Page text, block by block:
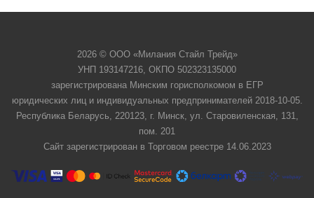
2026 © ООО «Милания Стайл Трейд»
УНП 193147216, ОКПО 502323135000
зарегистрирована Минским горисполкомом в ЕГР
юридических лиц и индивидуальных предпринимателей 2018-10-05.
Республика Беларусь, 220123, г. Минск, ул. Старовиленская, 131,
пом. 201
Сайт зарегистрирован в Торговом реестре 14.06.2023